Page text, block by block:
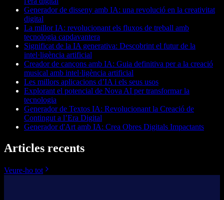
Generador de disseny amb IA: una revolució en la creativitat
digital
La millor IA: revolucionant els fluxos de treball amb
tecnologia capdavantera
Significat de la IA generativa: Descobrint el futur de la
intel·ligència artificial
Creador de cançons amb IA: Guia definitiva per a la creació
musical amb intel·ligència artificial
Les millors aplicacions d’IA i els seus usos
Explorant el potencial de Nova AI per transformar la
tecnologia
Generador de Textos IA: Revolucionant la Creació de
Contingut a l’Era Digital
Generador d'Art amb IA: Crea Obres Digitals Impactants
Articles recents
Veure-ho tot